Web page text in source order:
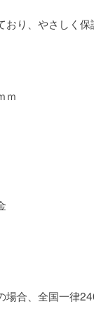
り、やさしく保
ｍ
合、全国一律